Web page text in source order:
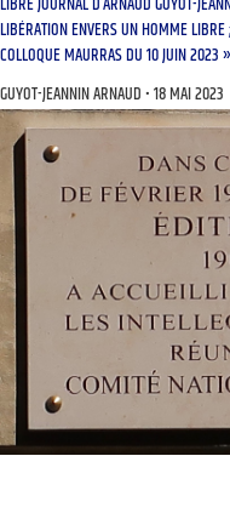
LIBÉRATION ENVERS UN HOMME LIBRE
COLLOQUE MAURRAS DU 10 JUIN 2023 »
GUYOT-JEANNIN ARNAUD 18 MAI 2023